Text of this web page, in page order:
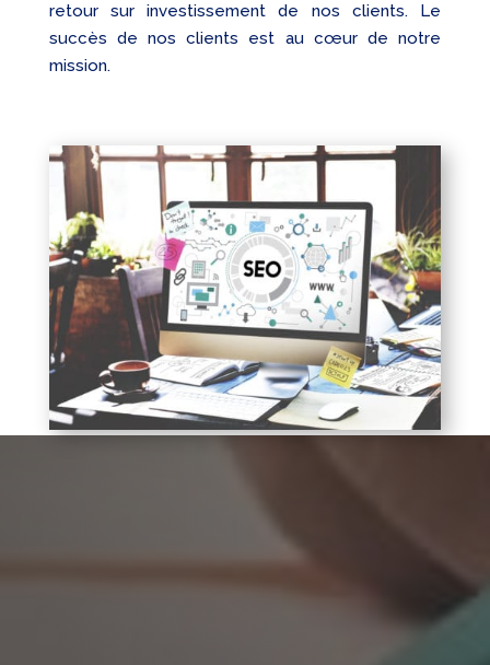
retour sur investissement de nos clients. Le
succès de nos clients est au cœur de notre
mission.